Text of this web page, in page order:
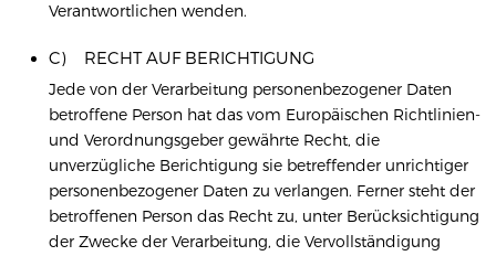
Verantwortlichen wenden.
C) RECHT AUF BERICHTIGUNG
Jede von der Verarbeitung personenbezogener Daten
betroffene Person hat das vom Europäischen Richtlinien-
und Verordnungsgeber gewährte Recht, die
unverzügliche Berichtigung sie betreffender unrichtiger
personenbezogener Daten zu verlangen. Ferner steht der
betroffenen Person das Recht zu, unter Berücksichtigung
der Zwecke der Verarbeitung, die Vervollständigung